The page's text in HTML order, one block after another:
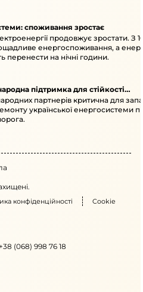
споживання зростає
продовжує зростати. З
енергоспоживання, а
перенести на нічні години.
підтримка для стійкості
партнерів критична для
української енергосистеми
конфіденційності Cookie
+38 (068) 998 76 18